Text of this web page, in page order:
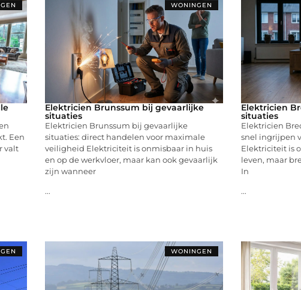
Een
valt
WONINGEN
Elektricien Brunssum bij gevaarlijke
situaties
Elektricien Brunssum bij gevaarlijke
situaties: direct handelen voor maximale
veiligheid Elektriciteit is onmisbaar in huis
en op de werkvloer, maar kan ook gevaarlijk
zijn wanneer
...
Elektricien
situaties
Elektricien
snel ingrijpen
Elektriciteit is
leven, maar
In
...
WONINGEN